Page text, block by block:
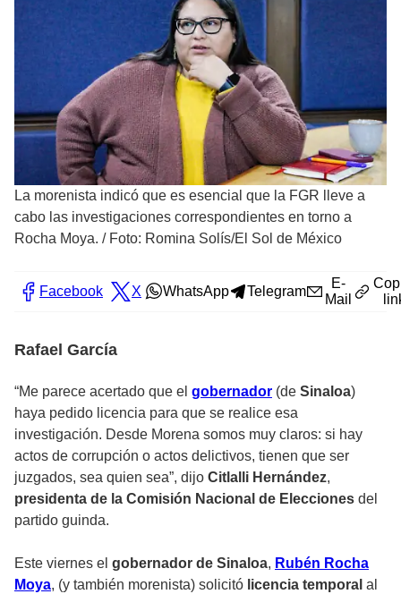
La morenista indicó que es esencial que la FGR lleve a
cabo las investigaciones correspondientes en torno a
Rocha Moya. / Foto: Romina Solís/El Sol de México
Facebook X WhatsApp Telegram
E-
Mail
Rafael García
“Me parece acertado que el gobernador (de Sinaloa)
haya pedido licencia para que se realice esa
investigación. Desde Morena somos muy claros: si hay
actos de corrupción o actos delictivos, tienen que ser
juzgados, sea quien sea”, dijo Citlalli Hernández,
presidenta de la Comisión Nacional de Elecciones del
partido guinda.
Este viernes el gobernador de Sinaloa, Rubén Rocha
Moya, (y también morenista) solicitó licencia temporal al